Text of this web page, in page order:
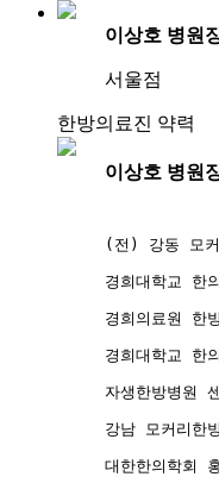
이상호 병원
서울점
한방의료진 약력
이상호 병원
(전) 강동 모커
경희대학교 한
경희의료원 한
경희대학교 한
자생한방병원
강남 모커리한
대한한의학회